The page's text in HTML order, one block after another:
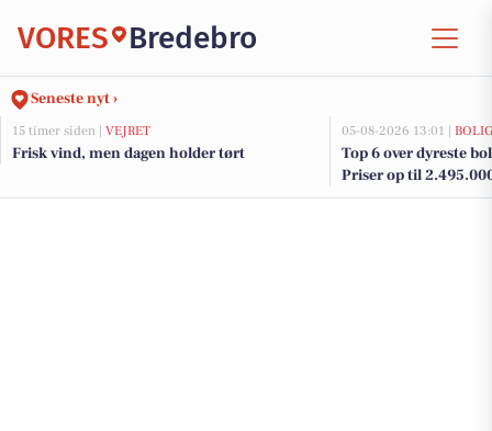
VORES Bredebro
Seneste nyt ›
15 timer siden | VEJRET
Frisk vind, men dagen holder tørt
05-08-2026 13:01 |
Top 6 over dyreste
Priser op til